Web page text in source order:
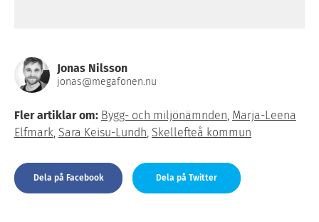
Jonas Nilsson
jonas@megafonen.nu
Fler artiklar om: Bygg- och miljönämnden, Marja-Leena
Elfmark, Sara Keisu-Lundh, Skellefteå kommun
Dela på Facebook Dela på Twitter